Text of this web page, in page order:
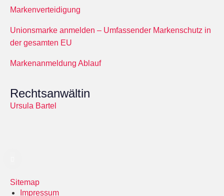
Markenverteidigung
Unionsmarke anmelden – Umfassender Markenschutz in
der gesamten EU
Markenanmeldung Ablauf
Rechtsanwältin
Ursula Bartel
Sitemap
Impressum